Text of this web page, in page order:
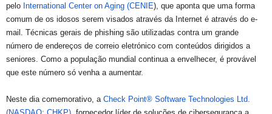
pelo International Center on Aging (CENIE), que aponta que uma forma
comum de os idosos serem visados através da Internet é através do e-
mail. Técnicas gerais de phishing são utilizadas contra um grande
número de endereços de correio eletrónico com conteúdos dirigidos a
seniores. Como a população mundial continua a envelhecer, é provável
que este número só venha a aumentar.
Neste dia comemorativo, a Check Point® Software Technologies Ltd.